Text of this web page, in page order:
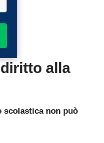
alla
scolastica non può